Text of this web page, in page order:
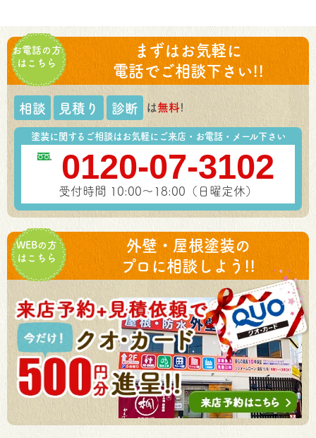
お電話の方
はこちら
まずはお気軽に
電話でご相談下さい!!
相談 見積り 診断 は無料!
塗装に関するご相談はお気軽にご来店・お電話・メール下さい
0120-07-3102
受付時間 10:00～18:00（日曜定休）
WEBの方
はこちら
外壁・屋根塗装の
プロに相談しよう!!